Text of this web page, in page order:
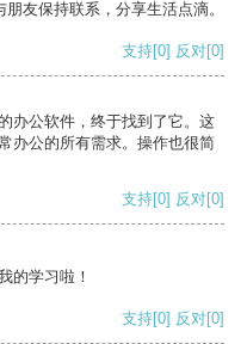
友保持联系，分享生活点滴。
支持[0] 反对[0]
办公软件，终于找到了它。这
办公的所有需求。操作也很简
支持[0] 反对[0]
的学习啦！
支持[0] 反对[0]